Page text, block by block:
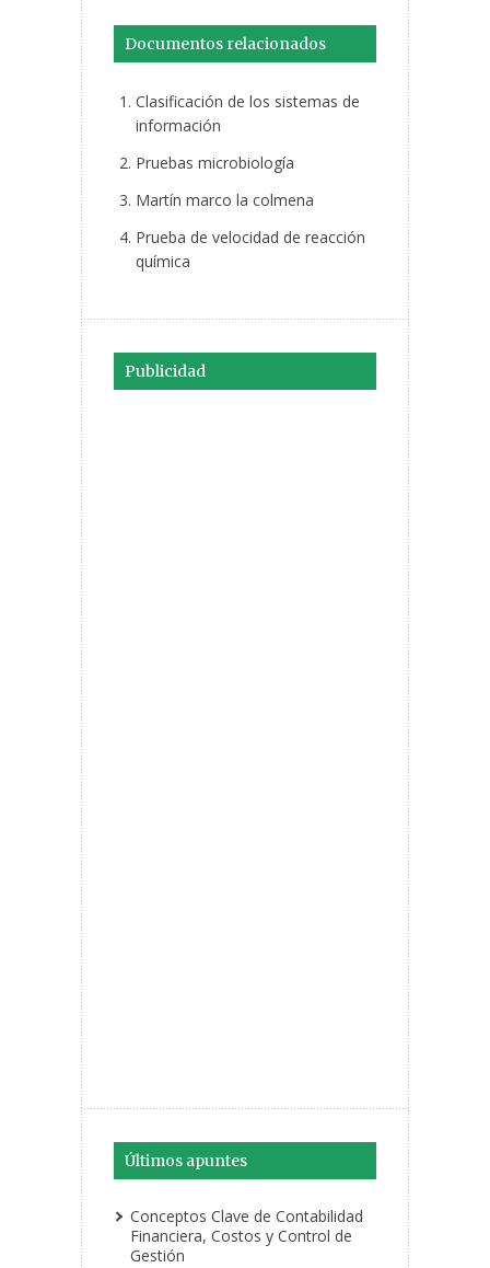
Documentos relacionados
Clasificación de los sistemas de
información
Pruebas microbiología
Martín marco la colmena
Prueba de velocidad de reacción
química
Publicidad
Últimos apuntes
Conceptos Clave de Contabilidad
Financiera, Costos y Control de
Gestión